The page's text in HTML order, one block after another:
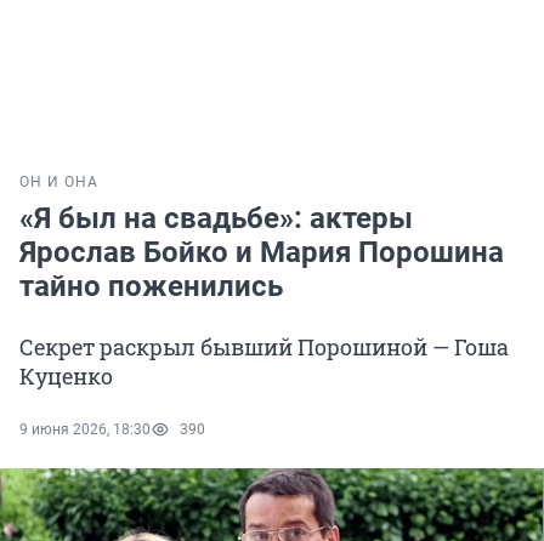
ОН И ОНА
«Я был на свадьбе»: актеры
Ярослав Бойко и Мария Порошина
тайно поженились
Секрет раскрыл бывший Порошиной — Гоша
Куценко
9 июня 2026, 18:30 390